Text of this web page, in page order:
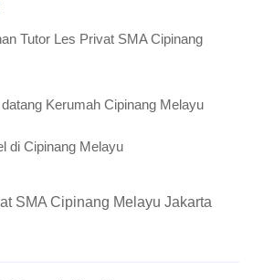
Tutor Les Privat SMA Cipinang
Kerumah Cipinang Melayu
di Cipinang Melayu
SMA Cipinang Melayu Jakarta